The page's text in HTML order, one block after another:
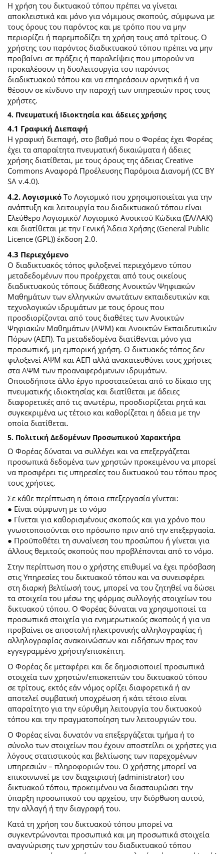
Η χρήση του δικτυακού τόπου πρέπει να γίνεται
αποκλειστικά και μόνο για νόμιμους σκοπούς, σύμφωνα με
τους όρους του παρόντος και με τρόπο που να μην
περιορίζει ή παρεμποδίζει τη χρήση τους από τρίτους. Ο
χρήστης του παρόντος διαδικτυακού τόπου πρέπει να μην
προβαίνει σε πράξεις ή παραλείψεις που μπορούν να
προκαλέσουν τη δυσλειτουργία του παρόντος
διαδικτυακού τόπου και να επηρεάσουν αρνητικά ή να
θέσουν σε κίνδυνο την παροχή των υπηρεσιών προς τους
χρήστες.
4. Πνευματική Ιδιοκτησία και άδειες χρήσης
4.1 Γραφική Διεπαφή
Η γραφική διεπαφή, στο βαθμό που ο Φορέας έχει Φορέας
έχει τα απαραίτητα πνευματική δικαιώματα ή άδειες
χρήσης διατίθεται, με τους όρους της άδειας Creative
Commons Αναφορά Προέλευσης Παρόμοια Διανομή (CC BY
SA v.4.0).
4.2. ΛογισμικόΤο Λογισμικό που χρησιμοποιείται για την
ανάπτυξη και λειτουργία του διαδικτυακού τόπου είναι
Ελεύθερο Λογισμικό/ Λογισμικό Ανοικτού Κώδικα (ΕΛ/ΛΑΚ)
και διατίθεται με την Γενική Άδεια Χρήσης (General Public
Licence (GPL)) έκδοση 2.0.
4.3 Περιεχόμενο
O διαδικτυακός τόπος φιλοξενεί περιεχόμενο τύπου
μεταδεδομένων που προέρχεται από τους οικείους
διαδικτυακούς τόπους διάθεσης Ανοικτών Ψηφιακών
Μαθημάτων των ελληνικών ανωτάτων εκπαιδευτικών και
τεχνολογικών ιδρυμάτων με τους όρους που
προσδιορίζονται από τους διαθέτες των Ανοικτών
Ψηφιακών Μαθημάτων (ΑΨΜ) και Ανοικτών Εκπαιδευτικών
Πόρων (ΑΕΠ). Τα μεταδεδομένα διατίθενται μόνο για
προσωπική, μη εμπορική χρήση. Ο δικτυακός τόπος δεν
φιλοξενεί ΑΨΜ και ΑΕΠ αλλά ανακατευθύνει τους χρήστες
στα ΑΨΜ των προαναφερόμενων ιδρυμάτων.
Οποιοδήποτε άλλο έργο προστατεύεται από το δίκαιο της
πνευματικής ιδιοκτησίας και διατίθεται με άδειες
διαφορετικές από τις ανωτέρω, προσδιορίζεται ρητά και
συγκεκριμένα ως τέτοιο και καθορίζεται η άδεια με την
οποία διατίθεται.
5. Πολιτική Δεδομένων Προσωπικού Χαρακτήρα
Ο Φορέας δύναται να συλλέγει και να επεξεργάζεται
προσωπικά δεδομένα των χρηστών προκειμένου να μπορεί
να προσφέρει τις υπηρεσίες του δικτυακού του τόπου προς
τους χρήστες.
Σε κάθε περίπτωση η όποια επεξεργασία γίνεται:
● Είναι σύμφωνη με το νόμο
● Γίνεται για καθορισμένους σκοπούς και για χρόνο που
γνωστοποιούνται στο πρόσωπο πριν από την επεξεργασία.
● Προϋποθέτει τη συναίνεση του προσώπου ή γίνεται για
άλλους θεμιτούς σκοπούς που προβλέπονται από το νόμο.
Στην περίπτωση που ο χρήστης επιθυμεί να έχει πρόσβαση
στις Υπηρεσίες του δικτυακού τόπου και να συνεισφέρει
στη διαρκή βελτίωσή τους, μπορεί να του ζητηθεί να δώσει
τα στοιχεία του μέσω της φόρμας συλλογής στοιχείων του
δικτυακού τόπου. Ο Φορέας δύναται να χρησιμοποιεί τα
προσωπικά στοιχεία για ενημερωτικούς σκοπούς ή για να
προβαίνει σε αποστολή ηλεκτρονικής αλληλογραφίας ή
αλληλογραφίας ανακοινώσεων και ειδήσεων προς τον
εγγεγραμμένο χρήστη/επισκέπτη.
Ο Φορέας δε μεταφέρει και δε δημοσιοποιεί προσωπικά
στοιχεία των χρηστών/επισκεπτών του δικτυακού τόπου
σε τρίτους, εκτός εάν νόμος ορίζει διαφορετικά ή αν
αποτελεί συμβατική υποχρέωση ή κάτι τέτοιο είναι
απαραίτητο για την εύρυθμη λειτουργία του δικτυακού
τόπου και την πραγματοποίηση των λειτουργιών του.
Ο Φορέας είναι δυνατόν να επεξεργάζεται τμήμα ή το
σύνολο των στοιχείων που έχουν αποστείλει οι χρήστες για
λόγους στατιστικούς και βελτίωσης των παρεχομένων
υπηρεσιών – πληροφοριών του. Ο χρήστης μπορεί να
επικοινωνεί με τον διαχειριστή (administrator) του
δικτυακού τόπου, προκειμένου να διασταυρώσει την
ύπαρξη προσωπικού του αρχείου, την διόρθωση αυτού,
την αλλαγή ή την διαγραφή του.
Κατά τη χρήση του δικτυακού τόπου μπορεί να
συγκεντρώνονται προσωπικά και μη προσωπικά στοιχεία
αναγνώρισης των χρηστών του διαδικτυακού τόπου